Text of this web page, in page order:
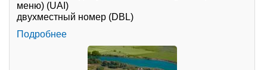
Авиабилеты
Туристическая страховка
меню) (UAI)
двухместный номер (DBL)
Подробнее